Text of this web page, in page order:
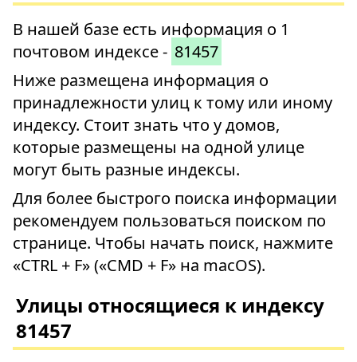
В нашей базе есть информация о 1
почтовом индексе - 81457
Ниже размещена информация о
принадлежности улиц к тому или иному
индексу. Стоит знать что у домов,
которые размещены на одной улице
могут быть разные индексы.
Для более быстрого поиска информации
рекомендуем пользоваться поиском по
странице. Чтобы начать поиск, нажмите
«CTRL + F» («CMD + F» на macOS).
Улицы относящиеся к индексу
81457